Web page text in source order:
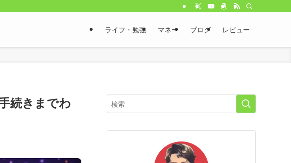
ライフ・勉強 マネー ブログ レビュー
続きまでわ